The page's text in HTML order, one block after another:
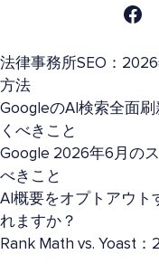
法律事務所SEO：
方法
GoogleのAI検索全面
くべきこと
Google 2026年6月の
べきこと
AI概要をオプトアウト
れますか？
Rank Math vs. Yoast